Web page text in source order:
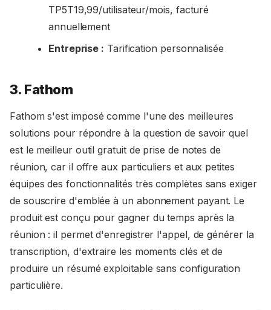
TP5T19,99/utilisateur/mois, facturé
annuellement
Entreprise : Tarification personnalisée
3. Fathom
Fathom s'est imposé comme l'une des meilleures
solutions pour répondre à la question de savoir quel
est le meilleur outil gratuit de prise de notes de
réunion, car il offre aux particuliers et aux petites
équipes des fonctionnalités très complètes sans exiger
de souscrire d'emblée à un abonnement payant. Le
produit est conçu pour gagner du temps après la
réunion : il permet d'enregistrer l'appel, de générer la
transcription, d'extraire les moments clés et de
produire un résumé exploitable sans configuration
particulière.